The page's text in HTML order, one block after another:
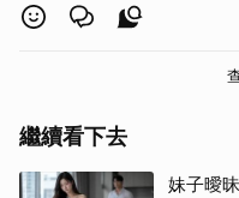
繼續看下去
妹子曖